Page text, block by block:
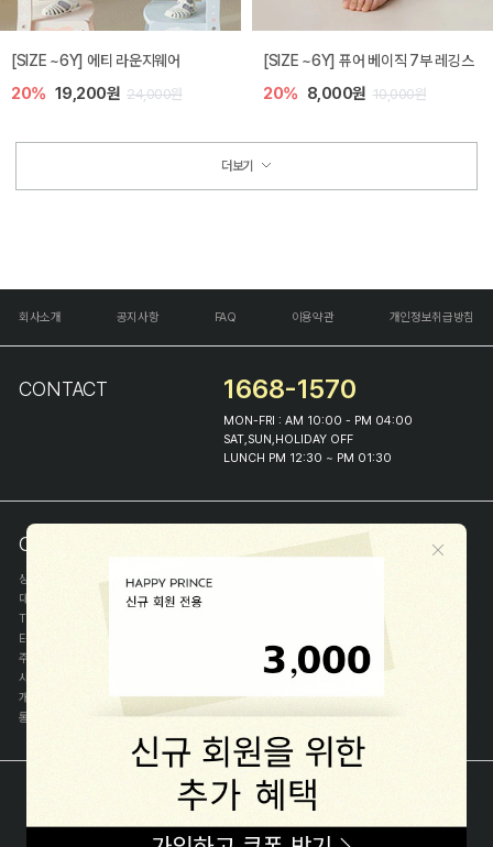
[SIZE ~6Y] 에티 라운지웨어
20% 19,200원 24,000원
[SIZE ~6Y] 퓨어 베이직 7부 레깅스
20% 8,000원 10,000원
더보기
회사소개 공지사항 FAQ 이용약관 개인정보취급방침
CONTACT 1668-1570
MON-FRI : AM 10:00 - PM 04:00
SAT,SUN,HOLIDAY OFF
LUNCH PM 12:30 ~ PM 01:30
COMPANY INFO
상호
(주)해피프린스
대표
이화진
TEL
E-MAIL
주소
사업자등록번호
개인정보관리자
이화진
통신판매신고번호
제 2018-서울종로-1384 호[사업자정보확인]
COPYRIGHT(C) (주)해피프린스 ALL RIGHT RESERVED.